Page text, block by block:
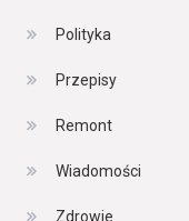
Polityka
Przepisy
Remont
Wiadomości
Zdrowie